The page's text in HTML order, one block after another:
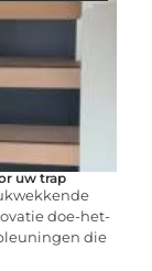
uw trap
doe-het-
die